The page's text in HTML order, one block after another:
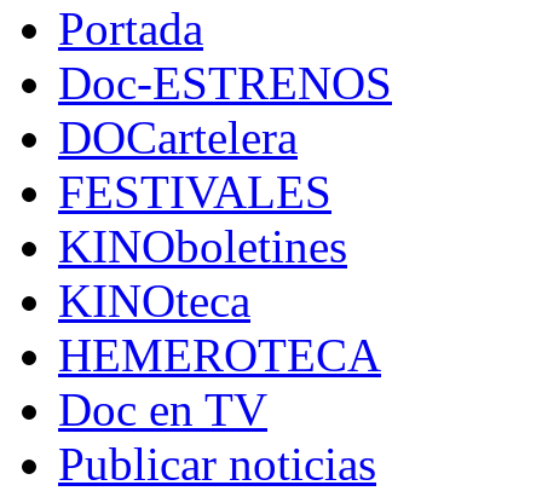
Portada
Doc-ESTRENOS
DOCartelera
FESTIVALES
KINOboletines
KINOteca
HEMEROTECA
Doc en TV
Publicar noticias